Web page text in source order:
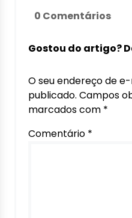
0 Comentários
Gostou do artigo?
O seu endereço de
publicado. Campos
marcados com *
Comentário *